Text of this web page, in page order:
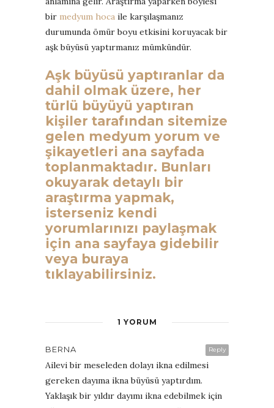
bir medyum hoca ile karşılaşmanız
durumunda ömür boyu etkisini koruyacak bir
aşk büyüsü yaptırmanız mümkündür.
Aşk büyüsü yaptıranlar da
dahil olmak üzere, her
türlü büyüyü yaptıran
kişiler tarafından sitemize
gelen medyum yorum ve
şikayetleri ana sayfada
toplanmaktadır. Bunları
okuyarak detaylı bir
araştırma yapmak,
isterseniz kendi
yorumlarınızı paylaşmak
için ana sayfaya gidebilir
veya buraya
tıklayabilirsiniz.
1 YORUM
Reply
BERNA
Ailevi bir meseleden dolayı ikna edilmesi
gereken dayıma ikna büyüsü yaptırdım.
Yaklaşık bir yıldır dayımı ikna edebilmek için